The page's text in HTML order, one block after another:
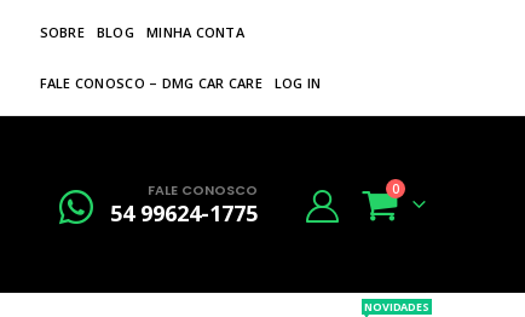
SOBRE BLOG MINHA CONTA
FALE CONOSCO – DMG CAR CARE LOG IN
FALE CONOSCO
54 99624-1775
0
NOVIDADES